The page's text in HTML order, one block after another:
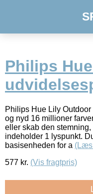
Philips
Philips Hue Lily
og nyd 16 millioner
eller skab den
indeholder 1 lyspunkt.
basisenheden for a (Læs
577 kr. (Vis fragtpris)